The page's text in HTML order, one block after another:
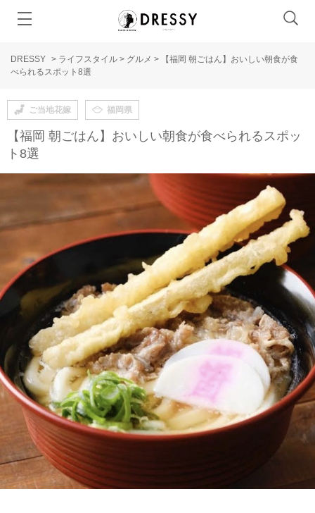
DRESSY > ライフスタイル > グルメ >
【福岡 朝ごはん】おいしい朝食が食
べられるスポット8選
ご当地花嫁 福岡県
【福岡 朝ごはん】おいしい朝食が食べられるスポッ
ト8選